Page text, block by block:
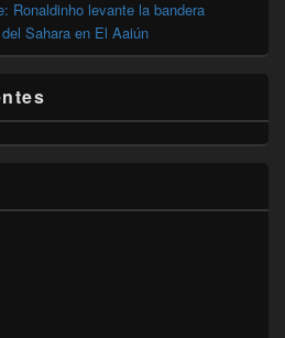
Ronaldinho levante la bandera
Sahara en El Aaiún